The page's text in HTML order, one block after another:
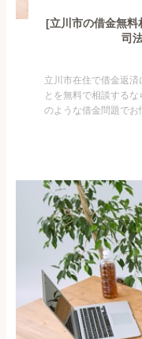
[立川市の借金無料
司
立川市在住で借金返
とを無料で相談する
のような借金問題で
られたくない・借金
がありま...